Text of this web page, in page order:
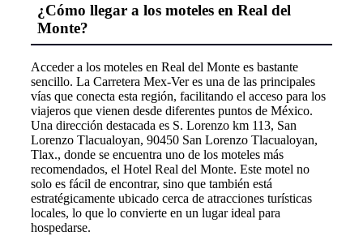
¿Cómo llegar a los moteles en Real del
Monte?
Acceder a los moteles en Real del Monte es bastante
sencillo. La Carretera Mex-Ver es una de las principales
vías que conecta esta región, facilitando el acceso para los
viajeros que vienen desde diferentes puntos de México.
Una dirección destacada es S. Lorenzo km 113, San
Lorenzo Tlacualoyan, 90450 San Lorenzo Tlacualoyan,
Tlax., donde se encuentra uno de los moteles más
recomendados, el Hotel Real del Monte. Este motel no
solo es fácil de encontrar, sino que también está
estratégicamente ubicado cerca de atracciones turísticas
locales, lo que lo convierte en un lugar ideal para
hospedarse.